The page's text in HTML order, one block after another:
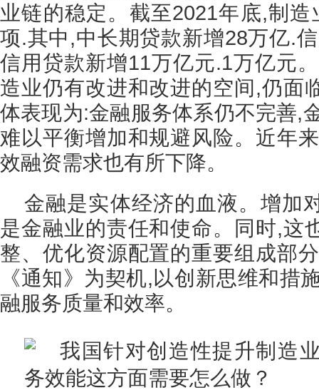
业链的稳定。截至2021年底,制
项.其中,中长期贷款新增28万亿.
信用贷款新增11万亿元.1万亿元
造业仍有改进和改进的空间,仍面
体表现为:金融服务体系仍不完善,
难以平衡增加和规避风险。近年
效融资需求也有所下降。
金融是实体经济的血液。增加
是金融业的责任和使命。同时,这
整、优化资源配置的重要组成部
《通知》为契机,以创新思维和措
融服务质量和效率。